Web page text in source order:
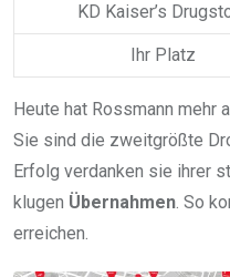
KD Kaiser’s
Ihr Platz
Heute hat Rossmann mehr
Sie sind die zweitgrößte
Erfolg verdanken sie ihrer
klugen Übernahmen. So
erreichen.